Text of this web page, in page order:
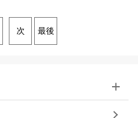
次 最後